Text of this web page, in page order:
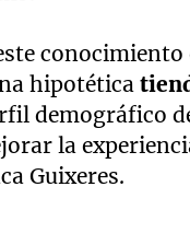
hipotética
demográfico
la
Guixeres.